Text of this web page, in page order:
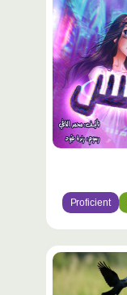
Proficient
محتوى
مميّز